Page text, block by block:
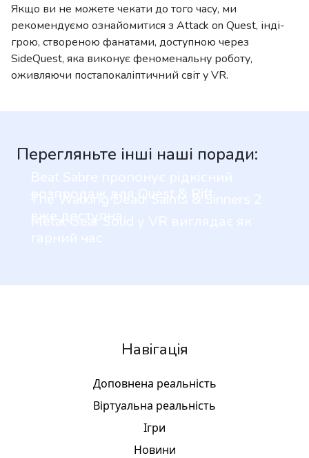
Якщо ви не можете чекати до того часу, ми
рекомендуємо ознайомитися з Attack on Quest, інді-
грою, створеною фанатами, доступною через
SideQuest, яка виконує феноменальну роботу,
оживляючи постапокаліптичний світ у VR.
Перегляньте інші наші поради:
Навігація
Доповнена реальність
Віртуальна реальність
Ігри
Новини